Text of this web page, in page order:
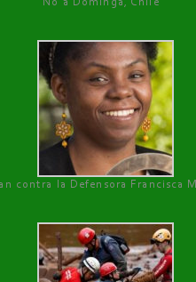
contra la Defensora Francisca